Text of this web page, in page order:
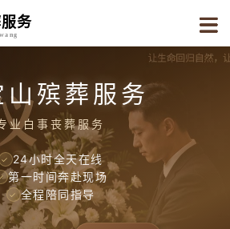
务
山殡葬服务
业白事丧葬服务
✓ 24小时全天在线
第一时间奔赴现场
✓ 全程陪同指导